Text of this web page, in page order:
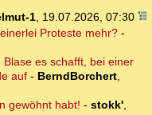
1, 19.07.2026, 07:30
Proteste mehr?-
es schafft, bei einer
auf - BerndBorchert,
gewöhnt habt! - stokk',